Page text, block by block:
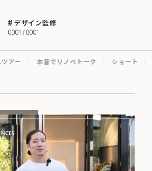
デザイン監修
0001 / 0001
アー 本音でリノベトーク ショート